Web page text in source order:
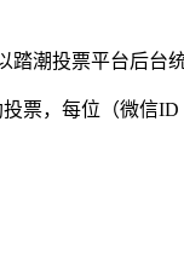
潮投票平台后台
票，每位（微信